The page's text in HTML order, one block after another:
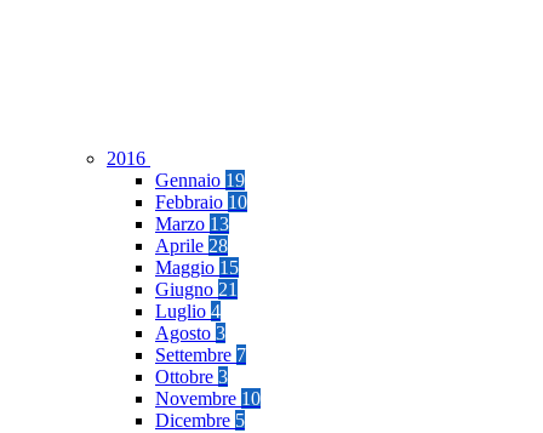
2016
Gennaio 19
Febbraio 10
Marzo 13
Aprile 28
Maggio 15
Giugno 21
Luglio 4
Agosto 3
Settembre 7
Ottobre 3
Novembre 10
Dicembre 5